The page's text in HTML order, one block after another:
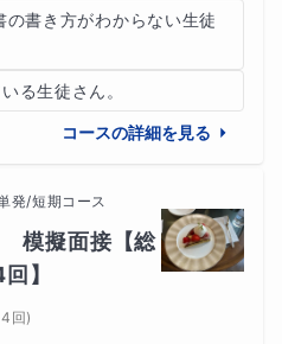
の書き方がわからない生徒
る生徒さん。
コースの詳細を見る
発/短期コース
模擬面接【総
】
4 回)